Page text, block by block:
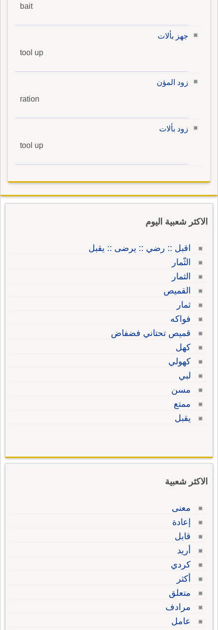
bait
جهز بألات
tool up
زود المؤن
ration
زود بألات
tool up
الاكثر شعبية اليوم
اقبل :: رضي :: يرضى :: يقبل
الثّمار
الثمار
القميص
ثمار
فواكه
قميص تحتاني فضفاض
كهل
كهولي
لبي
مسن
ممتع
يقبل
الاكثر شعبية
معنى
إعادة
قابل
أريد
كردي
أكثر
متعلق
مرادف
عامل